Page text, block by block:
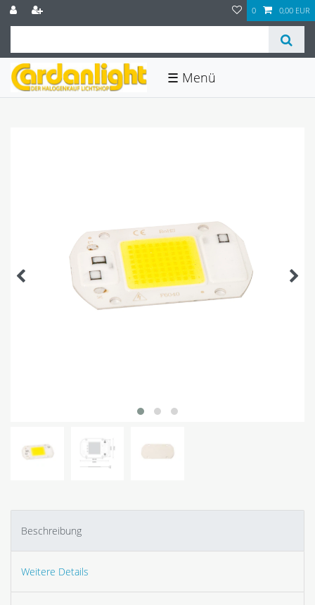
0 0,00 EUR
☰
Beschreibung
Weitere Details